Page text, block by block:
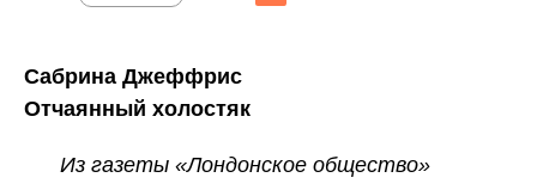
Сабрина Джеффрис
Отчаянный холостяк
Из газеты «Лондонское общество»